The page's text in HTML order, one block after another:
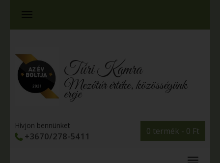
Túri Kamra
Mezőtúr értéke, közösségünk
ereje
0 termék - 0 Ft
Hívjon bennünket
+3670/278-5411